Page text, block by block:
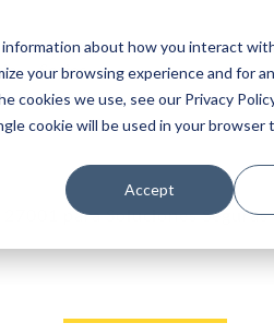
about how you interact
your browsing experience and for
cookies we use, see our Privacy
cookie will be used in your browser
Accept
Socios
27001 para Soluciones